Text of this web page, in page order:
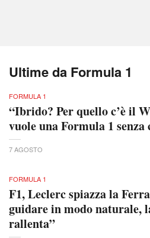
Ultime da Formula 1
FORMULA 1
“Ibrido? Per quello c’è il
vuole una Formula 1 senza
7 AGOSTO
FORMULA 1
F1, Leclerc spiazza la
guidare in modo naturale,
rallenta”